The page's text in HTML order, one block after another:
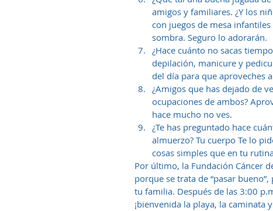
amigos y familiares. ¿Y los
con juegos de mesa
sombra. Seguro lo adorarán.
¿Hace cuánto no sacas
depilación, manicure y
del día para que aproveches
¿Amigos que has dejado de
ocupaciones de ambos?
hace mucho no ves.
¿Te has preguntado hace
almuerzo? Tu cuerpo Te lo
cosas simples que en tu
Por último, la Fundación Cáncer
porque se trata de “pasar
tu familia. Después de las 3:00
¡bienvenida la playa, la caminata